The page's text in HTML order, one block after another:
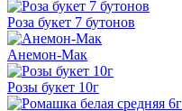
Роза букет 7 бутонов
Анемон-Мак
Розы букет 10г